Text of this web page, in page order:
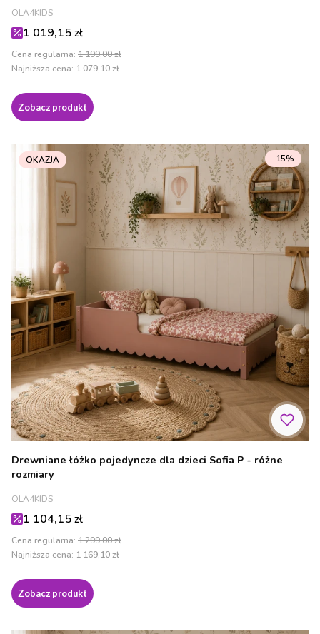
PRODUCENT
OLA4KIDS
Cena promocyjna
1 019,15 zł
Cena regularna: 1 199,00 zł
Najniższa cena: 1 079,10 zł
Zobacz produkt
OKAZJA
Drewniane łóżko pojedyncze dla dzieci Sofia P - różne
rozmiary
PRODUCENT
OLA4KIDS
Cena promocyjna
1 104,15 zł
Cena regularna: 1 299,00 zł
-15%
Najniższa cena: 1 169,10 zł
Zobacz produkt